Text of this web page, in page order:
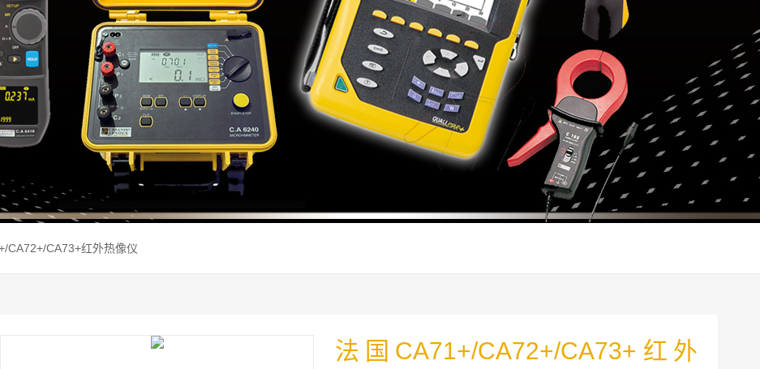
CA72+/CA73+红外热像仪
法国CA71+/CA72+/CA73+红外